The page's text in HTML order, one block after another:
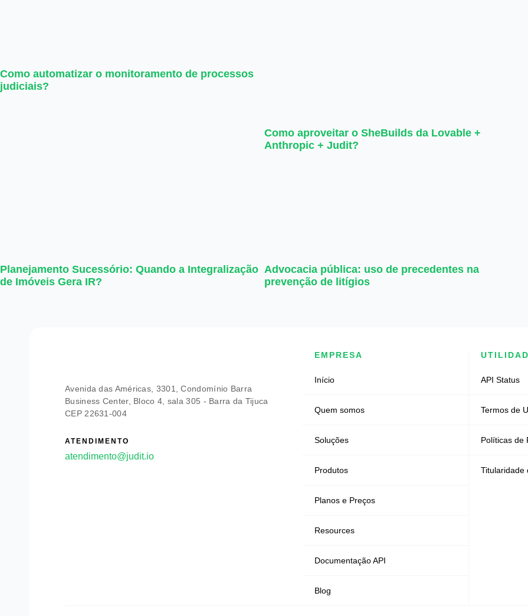
Como automatizar o monitoramento de processos
judiciais?
Como aproveitar o SheBuilds da Lovable +
Anthropic + Judit?
Planejamento Sucessório: Quando a Integralização
de Imóveis Gera IR?
Advocacia pública: uso de precedentes na
prevenção de litígios
Avenida das Américas, 3301, Condomínio Barra
Business Center, Bloco 4, sala 305 - Barra da Tijuca
CEP 22631-004
ATENDIMENTO
atendimento@judit.io
EMPRESA
Início
Quem somos
Soluções
Produtos
Planos e Preços
Resources
Documentação API
Blog
API Status
Termos de
Políticas de
Titularidade